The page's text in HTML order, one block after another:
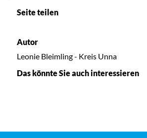
Seite teilen
Autor
Leonie Bleimling - Kreis Unna
Das könnte Sie auch interessieren